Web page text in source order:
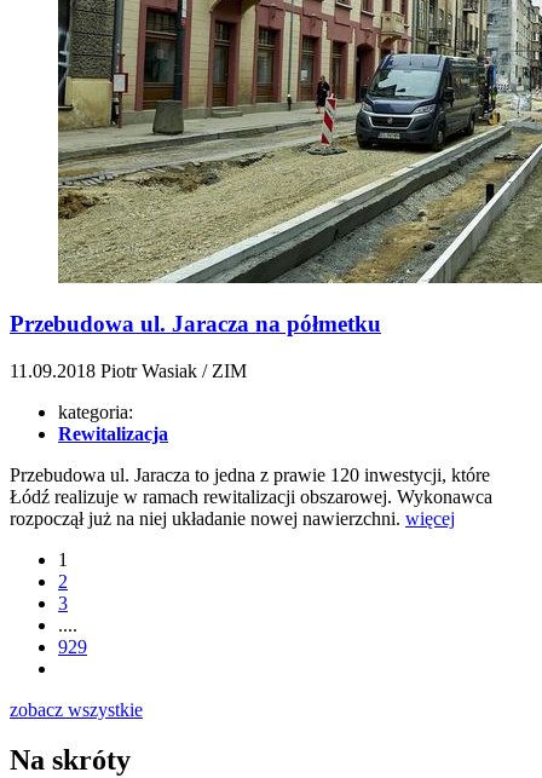
Przebudowa ul. Jaracza na półmetku
11.09.2018 Piotr Wasiak / ZIM
kategoria:
Rewitalizacja
Przebudowa ul. Jaracza to jedna z prawie 120 inwestycji, które
Łódź realizuje w ramach rewitalizacji obszarowej. Wykonawca
rozpoczął już na niej układanie nowej nawierzchni. więcej
1
2
3
....
929
zobacz wszystkie
Na skróty